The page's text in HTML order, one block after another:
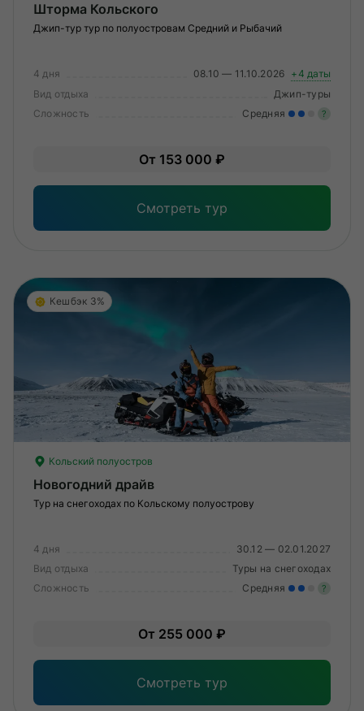
Шторма Кольского
Джип-тур тур по полуостровам Средний и Рыбачий
4 дня 08.10 — 11.10.2026 +4 даты
Вид отдыха
Джип-туры
Сложность
Средняя ?
От 153 000 ₽
Смотреть тур
Кешбэк 3%
Кольский полуостров
Новогодний драйв
Тур на снегоходах по Кольскому полуострову
4 дня
30.12 — 02.01.2027
Вид отдыха
Туры на снегоходах
Сложность
Средняя ?
От 255 000 ₽
Смотреть тур